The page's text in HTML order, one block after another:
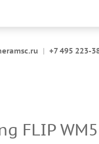
| +7 495 223-
FLIP